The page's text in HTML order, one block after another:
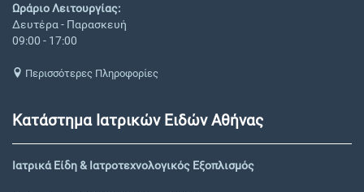
Ωράριο Λειτουργίας:
Δευτέρα - Παρασκευή
09:00 - 17:00
Περισσότερες Πληροφορίες
Κατάστημα Ιατρικών Ειδών Αθήνας
Ιατρικά Είδη & Ιατροτεχνολογικός Εξοπλισμός